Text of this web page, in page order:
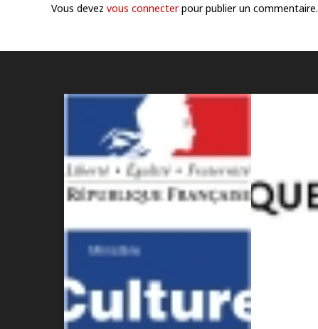
Vous devez vous connecterpour publier un commentaire.